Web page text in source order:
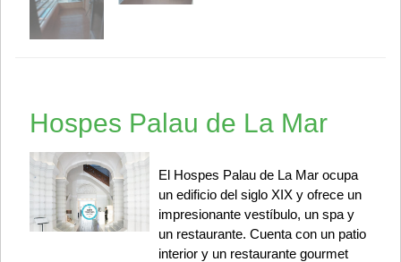
Hospes Palau de La Mar
El Hospes Palau de La Mar ocupa
un edificio del siglo XIX y ofrece un
impresionante vestíbulo, un spa y
un restaurante. Cuenta con un patio
interior y un restaurante gourmet